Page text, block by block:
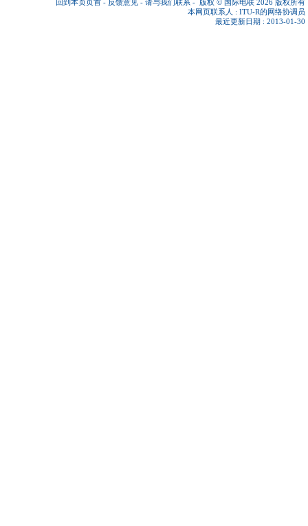
回到本页页首 - 反馈意见 - 请与我们联系 - 版权 © 国际电联 2026 版权所有
本网页联系人 : ITU-R的网络协调员
最近更新日期 : 2013-01-30